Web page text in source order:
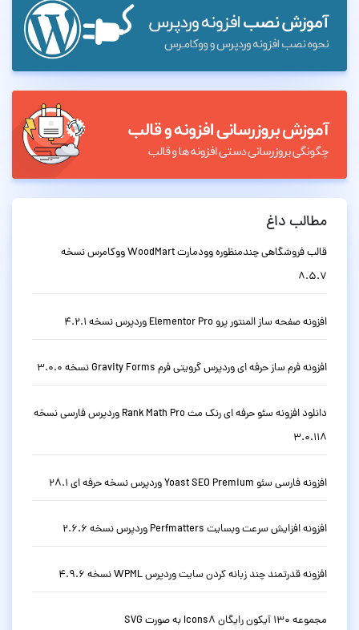
مطالب داغ
قالب فروشگاهی چندمنظوره وودمارت WoodMart ووکامرس نسخه
8.5.7
افزونه صفحه ساز المنتور پرو Elementor Pro وردپرس نسخه 4.2.1
افزونه فرم ساز حرفه ای وردپرس گرویتی فرم Gravity Forms نسخه 3.0.0
دانلود افزونه سئو حرفه ای رنک مث Rank Math Pro وردپرس فارسی نسخه
3.0.118
افزونه فارسی سئو Yoast SEO Premium وردپرس نسخه حرفه ای 28.1
افزونه افزایش سرعت وبسایت Perfmatters وردپرس نسخه 2.6.6
افزونه قدرتمند چند زبانه کردن سایت وردپرس WPML نسخه 4.9.6
مجموعه 130 آیکون رایگان Icons8 به صورت SVG